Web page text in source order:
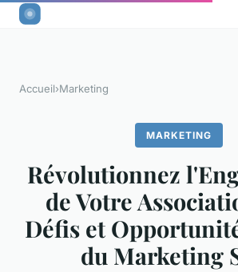
Accueil›Marketing
MARKETING
Révolutionnez
de Votre
Défis et
du Marketing